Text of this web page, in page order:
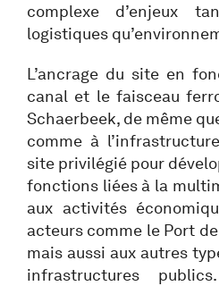
complexe d’enjeux
logistiques
L’ancrage du site en
canal et le faisceau
Schaerbeek, de même
comme à
site privilégié pour
fonctions liées à la
aux activités
acteurs comme le Port
mais aussi aux autres
infrastructures